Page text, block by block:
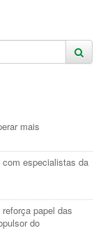
mais
especialistas da
papel das
do